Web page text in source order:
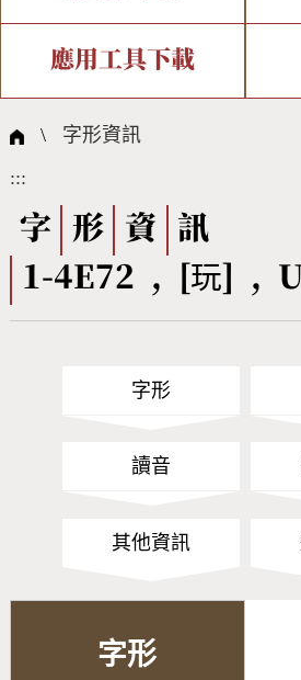
中文碼介紹
國際字碼相關組織
複合查詢
筆畫查詢
筆順序查詢
CNS查詢
新字申請處理流程
字形即時顯示
全字庫授權 轉
應用工具下載
個人電腦造字處理工具
字形下載
問題集
熱門查詢統計
\ 字形資訊
:::
字 形 資
訊
1-4E72 , [玩] ,
字形
讀音
其他資訊
字形